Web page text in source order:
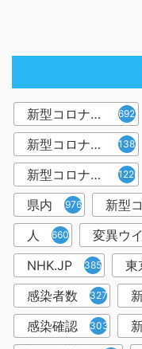
新型コロナウイルス 6921
新型コロナウィルス 1382
新型コロナウイルス感染症 1226
県内 976
人 660 変異ウ
NHK.JP 385 東
感染者数 327
感染確認 303